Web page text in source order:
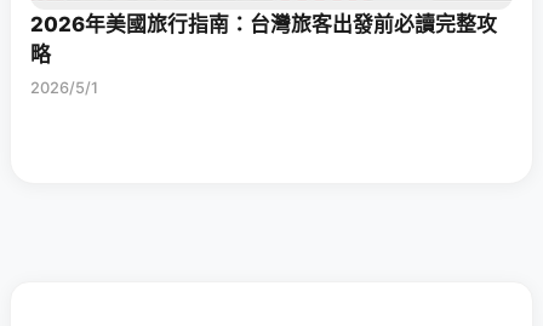
2026年美國旅行指南：台灣旅客出發前必讀完整攻
略
2026/5/1